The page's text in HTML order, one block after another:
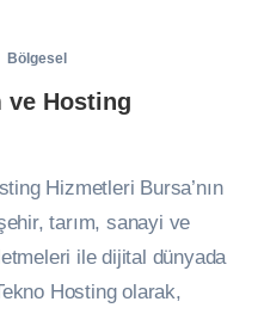
Bölgesel
ve Hosting
Hizmetleri Bursa’nın
tarım, sanayi ve
ile dijital dünyada
Hosting olarak,